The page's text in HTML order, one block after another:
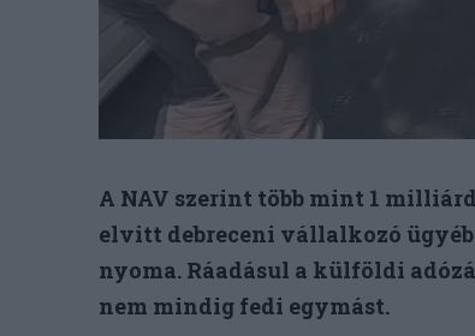
A NAV szerint több mint 1
elvitt debreceni vállalkozó
nyoma. Ráadásul a külföldi
nem mindig fedi egymást.